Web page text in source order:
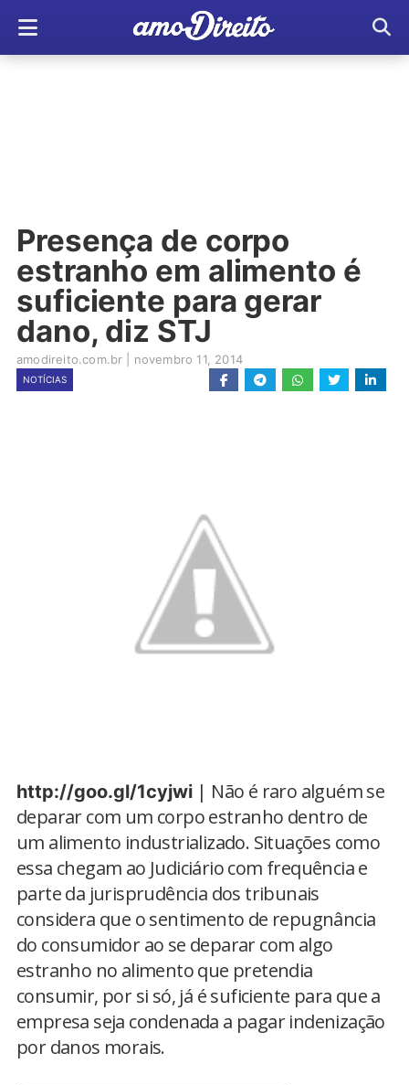
Presença de corpo
estranho em alimento é
suficiente para gerar
dano, diz STJ
amodireito.com.br novembro 11, 2014
NOTÍCIAS
http://goo.gl/1cyjwi | Não é raro alguém se
deparar com um corpo estranho dentro de
um alimento industrializado. Situações como
essa chegam ao Judiciário com frequência e
parte da jurisprudência dos tribunais
considera que o sentimento de repugnância
do consumidor ao se deparar com algo
estranho no alimento que pretendia
consumir, por si só, já é suficiente para que a
empresa seja condenada a pagar indenização
por danos morais.